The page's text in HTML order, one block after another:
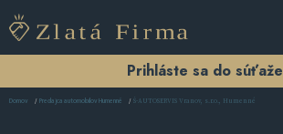
Prihláste sa do súťaže
Domov Predajca automobilov Humenné Š-AUTOSERVIS Vranov, s.r.o., Humenné